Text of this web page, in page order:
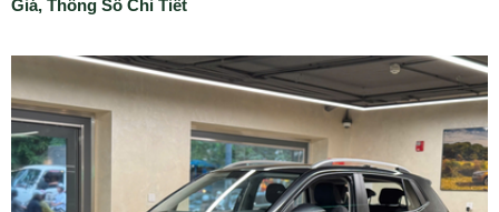
Giá, Thông Số Chi Tiết